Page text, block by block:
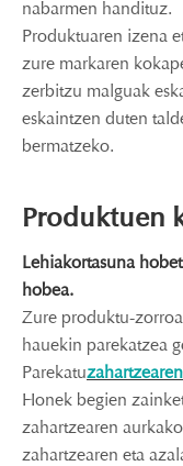
nabarmen handituz.
Produktuaren izena
zure markaren
zerbitzu malguak
eskaintzen duten
bermatzeko.
Produktuen
Lehiakortasuna
hobea.
Zure produktu-
hauekin parekatzea
Parekatu
Honek begien
zahartzearen
zahartzearen eta